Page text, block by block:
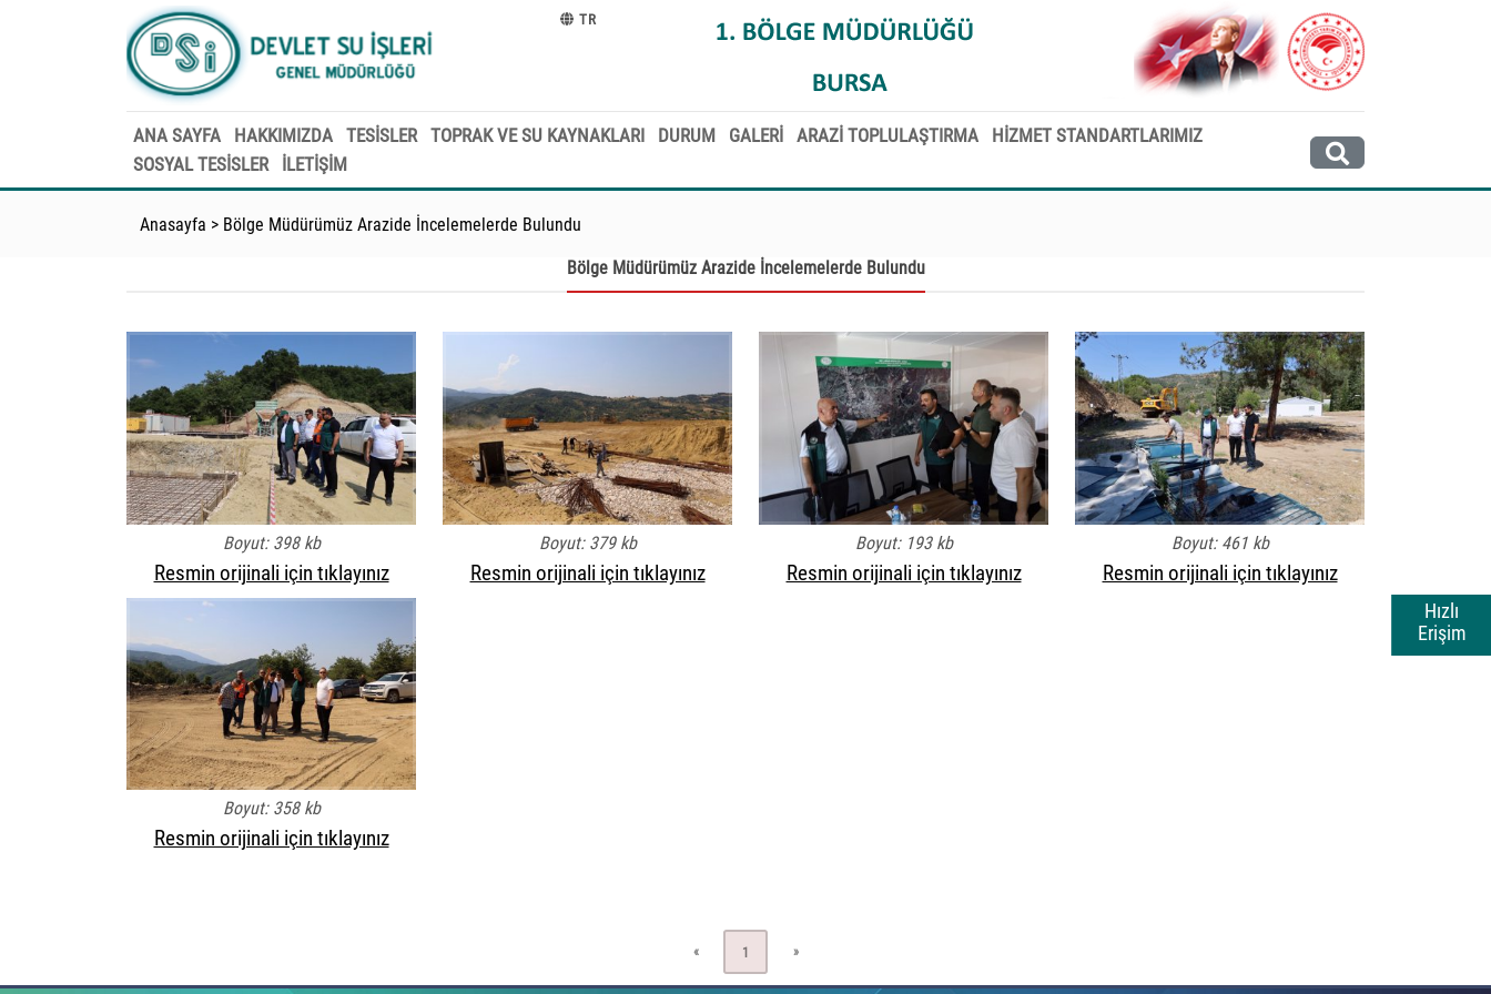
Hızlı
Erişim
TR
ANA SAYFA HAKKIMIZDA TESİSLER TOPRAK VE SU KAYNAKLARI DURUM GALERİ ARAZİ TOPLULAŞTIRMA
HİZMET STANDARTLARIMIZ
SOSYAL TESİSLER
İLETİŞİM
Anasayfa > Bölge Müdürümüz Arazide İncelemelerde Bulundu
Bölge Müdürümüz Arazide İncelemelerde Bulundu
Boyut: 398 kb
Resmin orijinali için tıklayınız
Boyut: 379 kb
Resmin orijinali için tıklayınız
Boyut: 193 kb
Resmin orijinali için tıklayınız
Boyut: 461 kb
Resmin orijinali için tıklayınız
Boyut: 358 kb
Resmin orijinali için tıklayınız
« 1 »